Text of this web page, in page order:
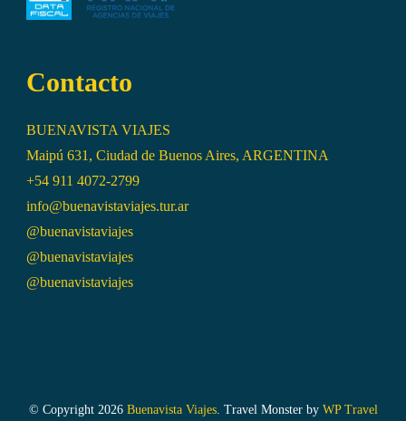
Contacto
BUENAVISTA VIAJES
Maipú 631, Ciudad de Buenos Aires, ARGENTINA
+54 911 4072-2799
info@buenavistaviajes.tur.ar
@buenavistaviajes
@buenavistaviajes
@buenavistaviajes
© Copyright 2026 Buenavista Viajes. Travel Monster by WP Travel